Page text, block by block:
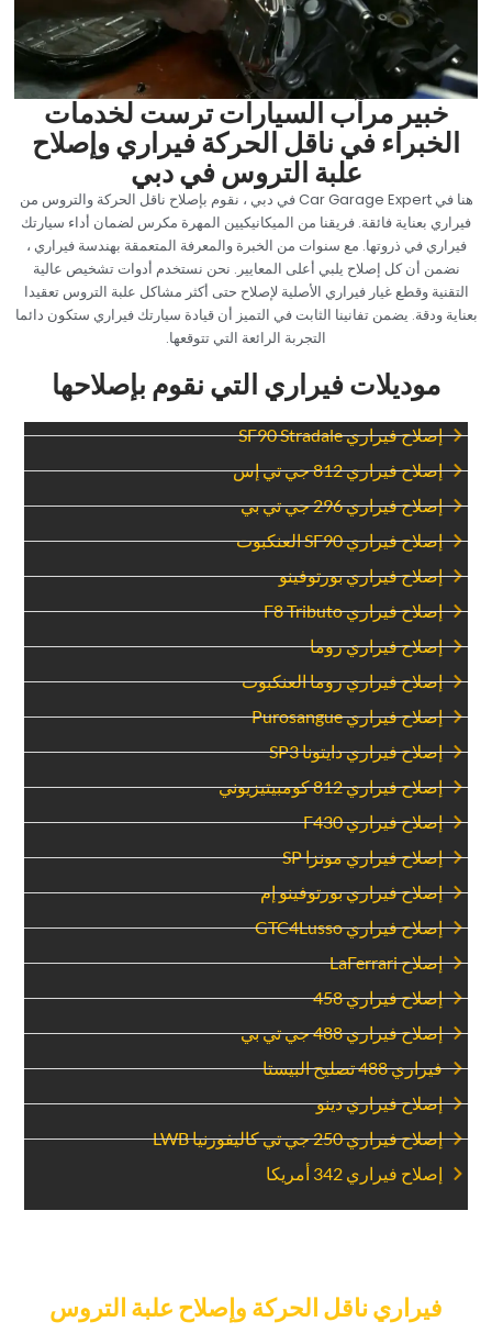
‏موديلات فيراري التي نقوم بإصلاحها‏
‏إصلاح فيراري SF90 Stradale‏
‏إصلاح فيراري 812 جي تي إس‏
‏إصلاح فيراري 296 جي تي بي‏
‏إصلاح فيراري SF90 العنكبوت‏
‏إصلاح فيراري بورتوفينو‏
‏إصلاح فيراري F8 Tributo‏
‏إصلاح فيراري روما‏
‏إصلاح فيراري روما العنكبوت‏
‏إصلاح فيراري Purosangue‏
‏إصلاح فيراري دايتونا SP3‏
‏إصلاح فيراري 812 كومبيتيزيوني‏
‏إصلاح فيراري F430‏
‏إصلاح فيراري مونزا SP‏
‏إصلاح فيراري بورتوفينو إم‏
‏إصلاح فيراري GTC4Lusso‏
‏إصلاح LaFerrari‏
‏إصلاح فيراري 458‏
‏إصلاح فيراري 488 جي تي بي‏
‏فيراري 488 تصليح البيستا‏
‏إصلاح فيراري دينو‏
‏إصلاح فيراري 250 جي تي كاليفورنيا LWB‏
‏إصلاح فيراري 342 أمريكا‏
‏خبير مرآب السيارات ترست لخدمات
الخبراء في ناقل الحركة فيراري وإصلاح
علبة التروس في دبي‏
‏هنا في Car Garage Expert في دبي ، نقوم بإصلاح ناقل الحركة والتروس من
فيراري بعناية فائقة. فريقنا من الميكانيكيين المهرة مكرس لضمان أداء سيارتك
فيراري في ذروتها. مع سنوات من الخبرة والمعرفة المتعمقة بهندسة فيراري ،
نضمن أن كل إصلاح يلبي أعلى المعايير. نحن نستخدم أدوات تشخيص عالية
التقنية وقطع غيار فيراري الأصلية لإصلاح حتى أكثر مشاكل علبة التروس تعقيدا
بعناية ودقة. يضمن تفانينا الثابت في التميز أن قيادة سيارتك فيراري ستكون دائما
التجربة الرائعة التي تتوقعها.‏
‏فيراري ناقل الحركة وإصلاح علبة التروس‏